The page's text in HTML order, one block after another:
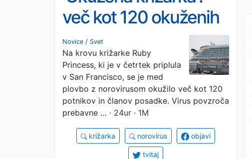
več kot 120 okuženih
z norovirusom
Novice / Svet
Na krovu križarke Ruby
Princess, ki je v četrtek priplula
v San Francisco, se je med
plovbo z norovirusom okužilo več kot 120
potnikov in članov posadke. Virus povzroča
prebavne … · 24ur · 1M
križarka norovirus objavi
tvitaj